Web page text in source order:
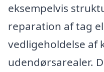
eksempelvis
reparation af tag
vedligeholdelse af
udendørsarealer.